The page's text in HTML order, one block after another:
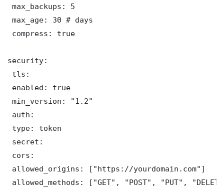
max_backups: 5
max_age: 30 # days
compress: true
security:
tls:
enabled: true
min_version: "1.2"
auth:
type: token
secret:
cors:
allowed_origins: ["https://yourdomain.com"]
allowed_methods: ["GET", "POST", "PUT",